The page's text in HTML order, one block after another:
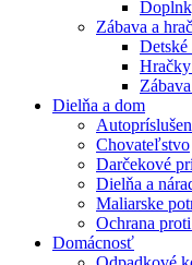
Zábava a
Detské
Dielňa a dom
Chovateľstvo
Darčekové
Dielňa a
Maliarske
Ochrana
Domácnosť